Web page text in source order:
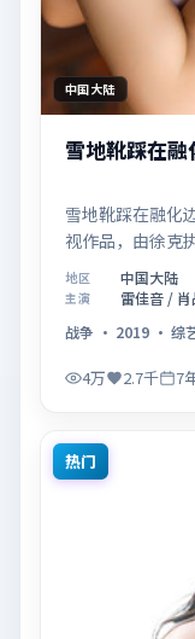
中国大陆
雪地靴踩在融
雪地靴踩在融化
视作品，由徐克
演，于2019年07
拼图里的真相碎
力，节奏起伏得
化了类型片的观
适合关注现实主
地区 中国大陆
主演
雷佳音 /
战争 · 2019 · 综
4万 2.7千 7
热门